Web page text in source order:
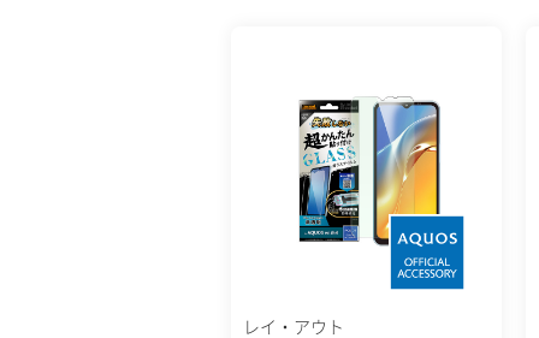
レイ・アウト